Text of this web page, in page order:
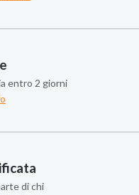
entro 2 giorni
di chi